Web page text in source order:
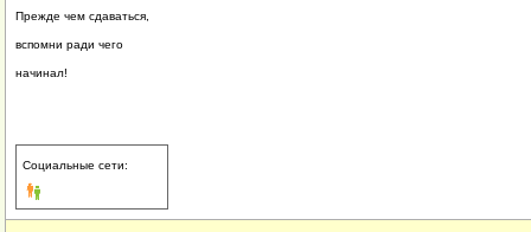
Прежде чем сдаваться,
вспомни ради чего
начинал!
Социальные сети: